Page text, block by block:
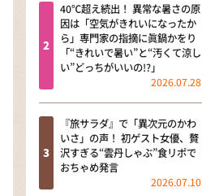
ポツンと一軒家
ザキ山小屋本館
ぺこぱのまるスポ
40℃超え続出！ 異常な暑さの原
因は「空気がきれいになったか
ら」専門家の指摘に眞鍋かをり
「“きれいで暑い”と“汚くて涼し
い”どっちがいいの!?」
2026.07.28
『旅サラダ』で「異次元のかわ
いさ」の声！ 初ゲスト女優、贅
沢すぎる“雲丹しゃぶ”食リポで
おちゃめ発言
2026.07.10